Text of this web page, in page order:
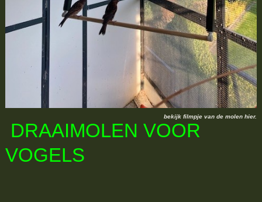
bekijk filmpje van de molen hier.
DRAAIMOLEN VOOR
VOGELS